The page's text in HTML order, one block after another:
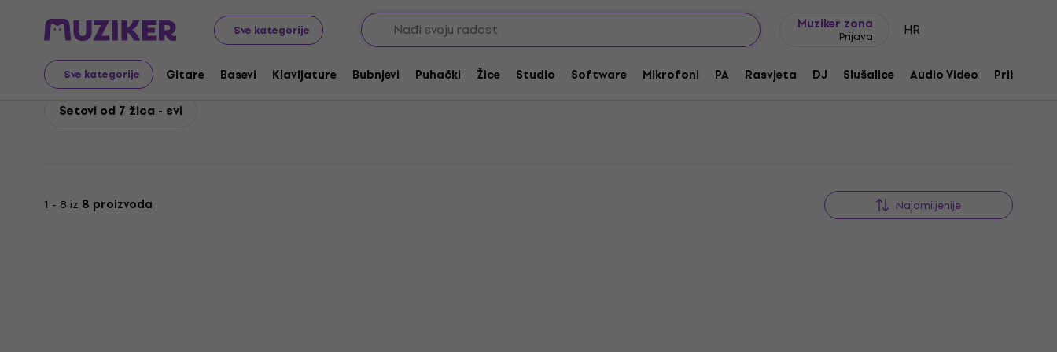
Sve kategorije
Muziker zona
Prijava HR
Sve kategorije Gitare Basevi Klavijature Bubnjevi Puhački Žice Studio Software Mikrofoni PA Rasvjeta DJ Slušalice Audio Video Pribor
D'Addario Gitare Žice za gitare Žice za električne gitare
D'Addario Setovi od 7 žica
Setovi od 7 žica - svi
1 - 8 iz 8 proizvoda Najomiljenije